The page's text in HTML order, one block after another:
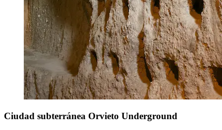
Ciudad subterránea Orvieto Underground